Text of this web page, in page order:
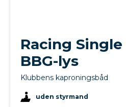
Racing Single
BBG-lys
Klubbens kaproningsbåd
uden styrmand